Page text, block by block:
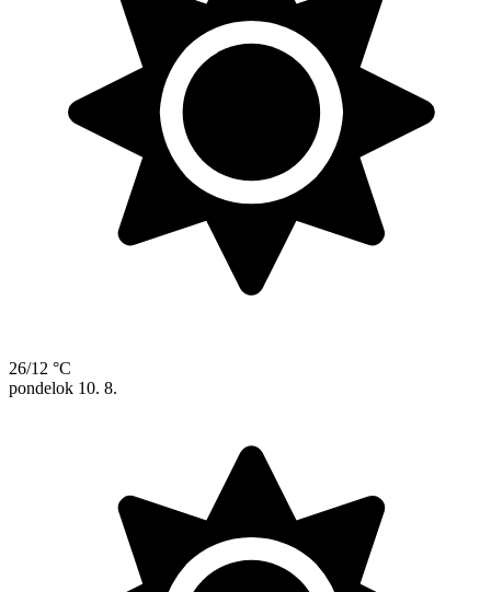
26/12 °C
pondelok 10. 8.